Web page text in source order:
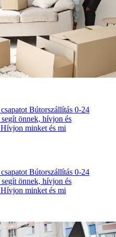
Bútorszállítás 0-24
önnek, hívjon és
minket és mi
Bútorszállítás 0-24
önnek, hívjon és
minket és mi